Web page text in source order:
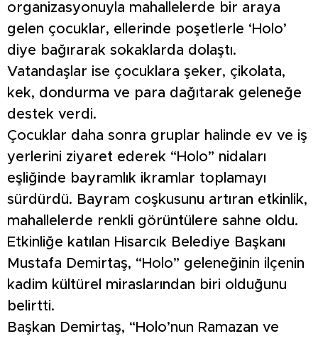
organizasyonuyla mahallelerde bir araya
gelen çocuklar, ellerinde poşetlerle ‘Holo’
diye bağırarak sokaklarda dolaştı.
Vatandaşlar ise çocuklara şeker, çikolata,
kek, dondurma ve para dağıtarak geleneğe
destek verdi.
Çocuklar daha sonra gruplar halinde ev ve iş
yerlerini ziyaret ederek “Holo” nidaları
eşliğinde bayramlık ikramlar toplamayı
sürdürdü. Bayram coşkusunu artıran etkinlik,
mahallelerde renkli görüntülere sahne oldu.
Etkinliğe katılan Hisarcık Belediye Başkanı
Mustafa Demirtaş, “Holo” geleneğinin ilçenin
kadim kültürel miraslarından biri olduğunu
belirtti.
Başkan Demirtaş, “Holo’nun Ramazan ve